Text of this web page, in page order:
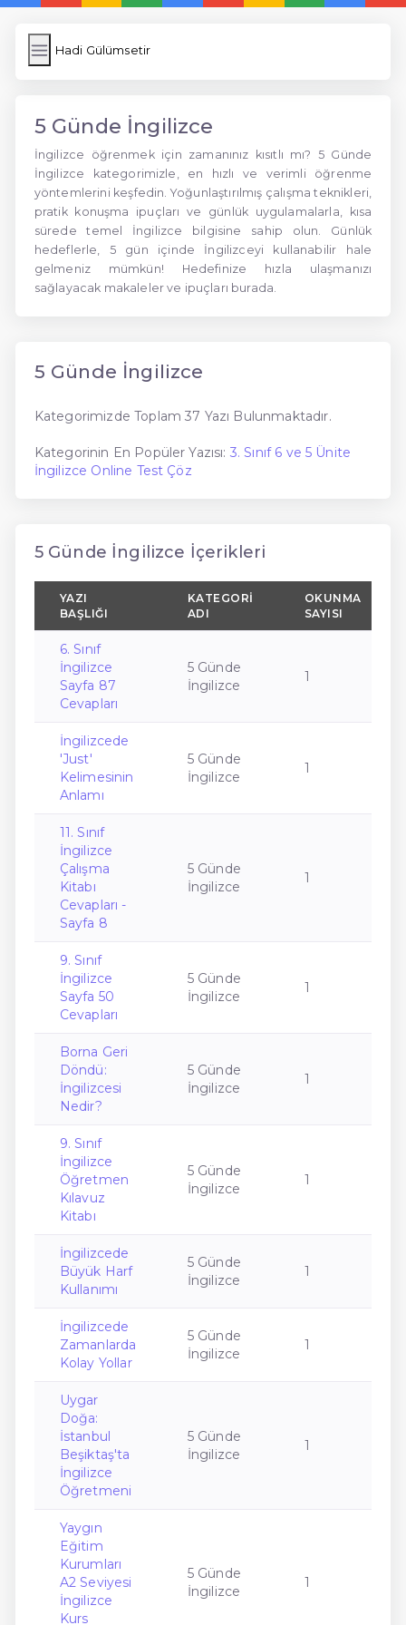
Hadi Gülümsetir
5 Günde İngilizce
İngilizce öğrenmek için zamanınız kısıtlı mı? 5 Günde
İngilizce kategorimizle, en hızlı ve verimli öğrenme
yöntemlerini keşfedin. Yoğunlaştırılmış çalışma teknikleri,
pratik konuşma ipuçları ve günlük uygulamalarla, kısa
sürede temel İngilizce bilgisine sahip olun. Günlük
hedeflerle, 5 gün içinde İngilizceyi kullanabilir hale
gelmeniz mümkün! Hedefinize hızla ulaşmanızı
sağlayacak makaleler ve ipuçları burada.
5 Günde İngilizce
Kategorimizde Toplam 37 Yazı Bulunmaktadır.
Kategorinin En Popüler Yazısı: 3. Sınıf 6 ve 5 Ünite
İngilizce Online Test Çöz
5 Günde İngilizce İçerikleri
YAZI
BAŞLIĞI
KATEGORI
ADI
OKUNMA
SAYISI
6. Sınıf
İngilizce
Sayfa 87
Cevapları
5 Günde
İngilizce
1
İngilizcede
'Just'
Kelimesinin
Anlamı
5 Günde
İngilizce
1
11. Sınıf
İngilizce
Çalışma
Kitabı
Cevapları -
Sayfa 8
5 Günde
İngilizce
1
9. Sınıf
İngilizce
Sayfa 50
Cevapları
5 Günde
İngilizce
1
Borna Geri
Döndü:
İngilizcesi
Nedir?
5 Günde
İngilizce
1
9. Sınıf
İngilizce
Öğretmen
Kılavuz
Kitabı
5 Günde
İngilizce
1
İngilizcede
Büyük Harf
Kullanımı
5 Günde
İngilizce
1
İngilizcede
Zamanlarda
Kolay Yollar
5 Günde
İngilizce
1
Uygar
Doğa:
İstanbul
Beşiktaş'ta
İngilizce
Öğretmeni
5 Günde
İngilizce
1
Yaygın
Eğitim
Kurumları
A2 Seviyesi
İngilizce
Kurs
5 Günde
İngilizce
1